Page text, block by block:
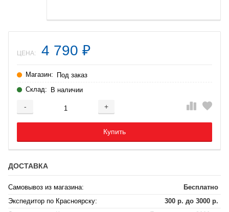
ЦЕНА: 4 790 ₽
Магазин: Под заказ
Склад: В наличии
- +
Добавляется...
Купить
Добавлен
ДОСТАВКА
Самовывоз из магазина:
Бесплатно
Экспедитор по Красноярску:
300 р. до 3000 р.